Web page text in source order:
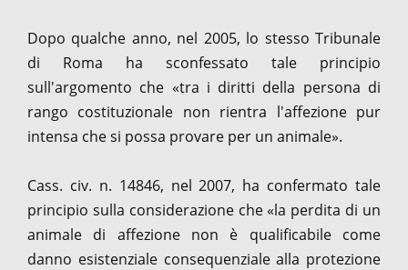
Dopo qualche anno, nel 2005, lo stesso Tribunale
di Roma ha sconfessato tale principio
sull'argomento che «tra i diritti della persona di
rango costituzionale non rientra l'affezione pur
intensa che si possa provare per un animale».
Cass. civ. n. 14846, nel 2007, ha confermato tale
principio sulla considerazione che «la perdita di un
animale di affezione non è qualificabile come
danno esistenziale consequenziale alla protezione